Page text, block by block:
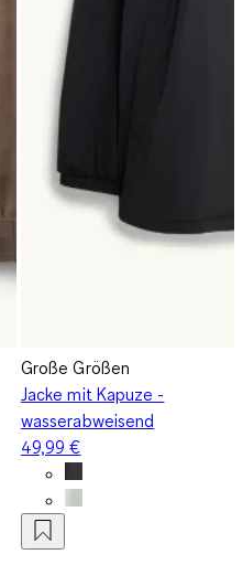
Große Größen
Jacke mit Kapuze -
wasserabweisend
49,99 €